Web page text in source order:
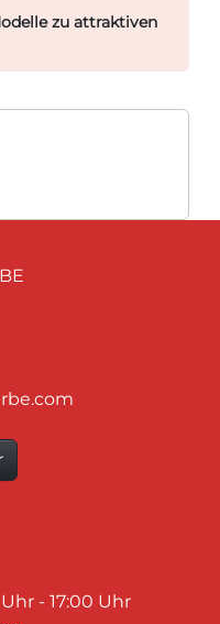
zu attraktiven
- 17:00 Uhr